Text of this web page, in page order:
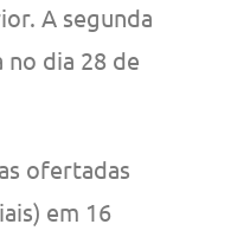
A segunda
no dia 28 de
ofertadas
em 16